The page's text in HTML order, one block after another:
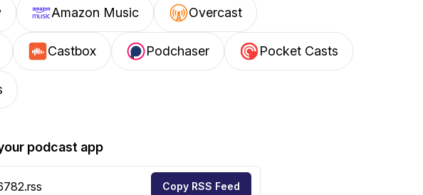
Amazon Music Overcast
Castbox Podchaser Pocket Casts
podcast app
Copy RSS Feed